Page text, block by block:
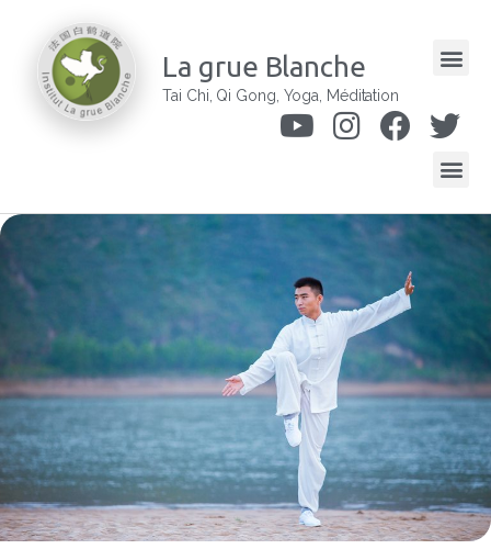
La grue Blanche
Tai Chi, Qi Gong, Yoga, Méditation